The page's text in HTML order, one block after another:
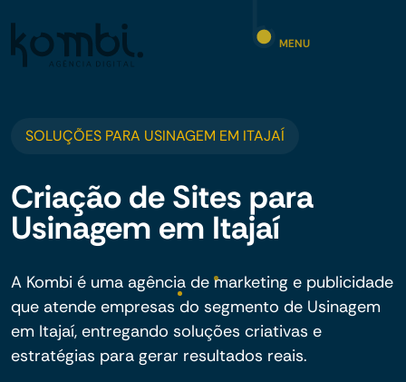
MENU
SOLUÇÕES PARA USINAGEM EM ITAJAÍ
Criação de Sites para
Usinagem em Itajaí
A Kombi é uma agência de marketing e publicidade
que atende empresas do segmento de Usinagem
em Itajaí, entregando soluções criativas e
estratégias para gerar resultados reais.